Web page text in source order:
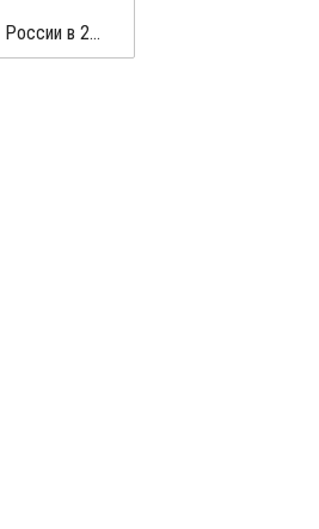
Индекс химического производства в России в 2019 году составил 3,4%